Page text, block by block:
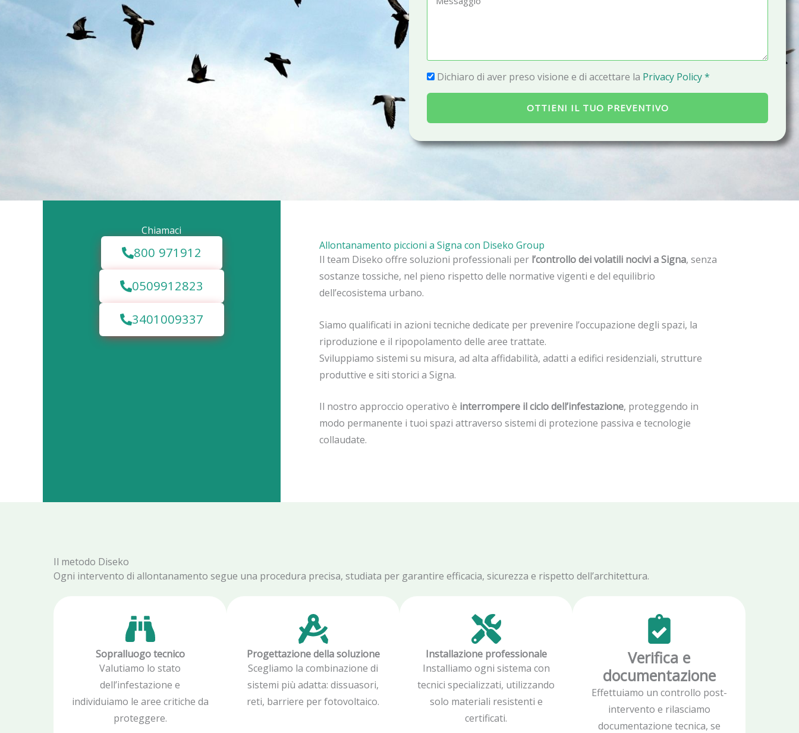
n
o
g
g
P
r
v
a
Dichiaro di aver preso visione e di accettare la Privacy Policy *
OTTIENI IL TUO PREVENTIVO
Allontanamento piccioni a Signa con Diseko Group
Il team Diseko offre soluzioni professionali per l’controllo dei volatili nocivi a Signa, senza
sostanze tossiche, nel pieno rispetto delle normative vigenti e del equilibrio
dell’ecosistema urbano.
Siamo qualificati in azioni tecniche dedicate per prevenire l’occupazione degli spazi, la
riproduzione e il ripopolamento delle aree trattate.
Sviluppiamo sistemi su misura, ad alta affidabilità, adatti a edifici residenziali, strutture
produttive e siti storici a Signa.
Il nostro approccio operativo è interrompere il ciclo dell’infestazione, proteggendo in
modo permanente i tuoi spazi attraverso sistemi di protezione passiva e tecnologie
collaudate.
Chiamaci
800 971912
0509912823
3401009337
Il metodo Diseko
Ogni intervento di allontanamento segue una procedura precisa, studiata per garantire efficacia, sicurezza e rispetto dell’architettura.
Sopralluogo tecnico
Valutiamo lo stato
dell’infestazione e
individuiamo le aree critiche da
proteggere.
Progettazione della soluzione
Scegliamo la combinazione di
sistemi più adatta: dissuasori,
reti, barriere per fotovoltaico.
Installazione professionale
Installiamo ogni sistema con
tecnici specializzati, utilizzando
solo materiali resistenti e
certificati.
Verifica e
documentazione
Effettuiamo un controllo post-
intervento e rilasciamo
documentazione tecnica, se